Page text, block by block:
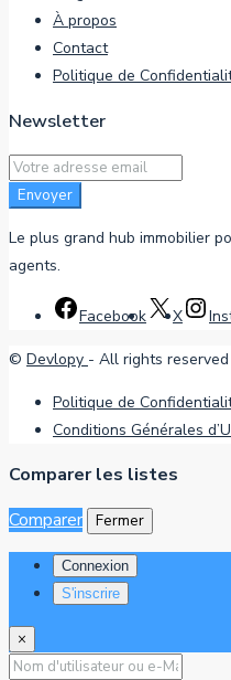
À propos
Contact
Politique de
Newsletter
Envoyer
Le plus grand hub immobilier
agents.
Facebook X
© Devlopy - All rights reserved
Politique de
Conditions Générales
Comparer les listes
Comparer
Fermer
Connexion
S'inscrire
×